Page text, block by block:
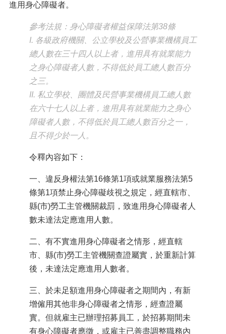
進用身心障礙者。
參考法規：身心障礙者權益保障法第38條
I. 各級政府機關、公立學校及公營事業機構員工
總人數在三十四人以上者，進用具有就業能力
之身心障礙者人數，不得低於員工總人數百分
之三。
II. 私立學校、團體及民營事業機構員工總人數
在六十七人以上者，進用具有就業能力之身心
障礙者人數，不得低於員工總人數百分之一，
且不得少於一人。
令釋內容如下：
一、違反身權法第16條第1項或就業服務法第5
條第1項禁止身心障礙歧視之規定，經直轄市、
縣(市)勞工主管機關裁罰，致進用身心障礙者人
數未達法定應進用人數。
二、有不實進用身心障礙者之情形，經直轄
市、縣(市)勞工主管機關查證屬實，於重新計算
後，未達法定應進用人數者。
三、於未足額進用身心障礙者之期間內，有新
增僱用其他非身心障礙者之情形，經查證屬
實。但就雇主已辦理招募員工，於招募期間未
有身心障礙者應徵，或雇主已善盡調整職務內